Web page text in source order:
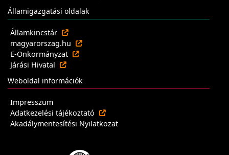
Államigazgatási oldalak
Államkincstár
magyarorszag.hu
E-Önkormányzat
Járási Hivatal
Weboldal információk
Impresszum
Adatkezelési tájékoztató
Akadálymentesítési Nyilatkozat